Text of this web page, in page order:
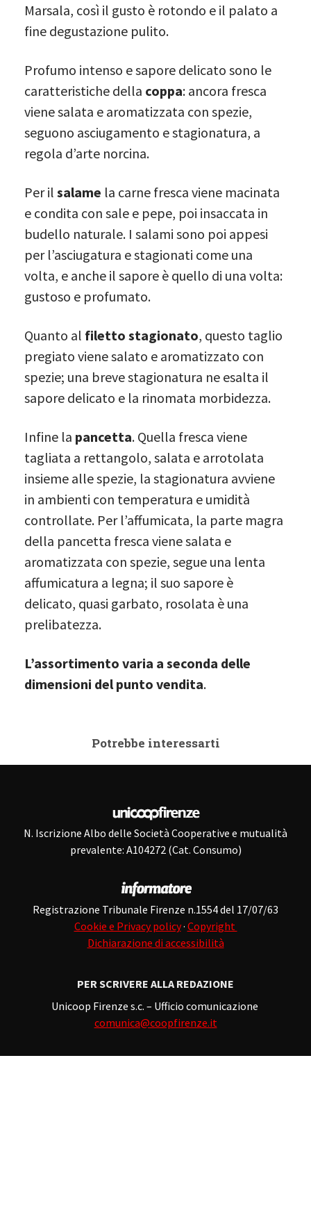
Marsala, così il gusto è rotondo e il palato a
fine degustazione pulito.
Profumo intenso e sapore delicato sono le
caratteristiche della coppa: ancora fresca
viene salata e aromatizzata con spezie,
seguono asciugamento e stagionatura, a
regola d’arte norcina.
Per il salame la carne fresca viene macinata
e condita con sale e pepe, poi insaccata in
budello naturale. I salami sono poi appesi
per l’asciugatura e stagionati come una
volta, e anche il sapore è quello di una volta:
gustoso e profumato.
Quanto al filetto stagionato, questo taglio
pregiato viene salato e aromatizzato con
spezie; una breve stagionatura ne esalta il
sapore delicato e la rinomata morbidezza.
Infine la pancetta. Quella fresca viene
tagliata a rettangolo, salata e arrotolata
insieme alle spezie, la stagionatura avviene
in ambienti con temperatura e umidità
controllate. Per l’affumicata, la parte magra
della pancetta fresca viene salata e
aromatizzata con spezie, segue una lenta
affumicatura a legna; il suo sapore è
delicato, quasi garbato, rosolata è una
prelibatezza.
L’assortimento varia a seconda delle
dimensioni del punto vendita.
Potrebbe interessarti
N. Iscrizione Albo delle Società Cooperative e mutualità
prevalente: A104272 (Cat. Consumo)
Registrazione Tribunale Firenze n.1554 del 17/07/63
Cookie e Privacy policy· Copyright
Dichiarazione di accessibilità
PER SCRIVERE ALLA REDAZIONE
Unicoop Firenze s.c. – Ufficio comunicazione
comunica@coopfirenze.it